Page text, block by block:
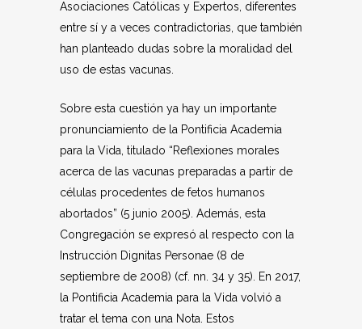
Asociaciones Católicas y Expertos, diferentes
entre sí y a veces contradictorias, que también
han planteado dudas sobre la moralidad del
uso de estas vacunas.
Sobre esta cuestión ya hay un importante
pronunciamiento de la Pontificia Academia
para la Vida, titulado “Reflexiones morales
acerca de las vacunas preparadas a partir de
células procedentes de fetos humanos
abortados” (5 junio 2005). Además, esta
Congregación se expresó al respecto con la
Instrucción Dignitas Personae (8 de
septiembre de 2008) (cf. nn. 34 y 35). En 2017,
la Pontificia Academia para la Vida volvió a
tratar el tema con una Nota. Estos